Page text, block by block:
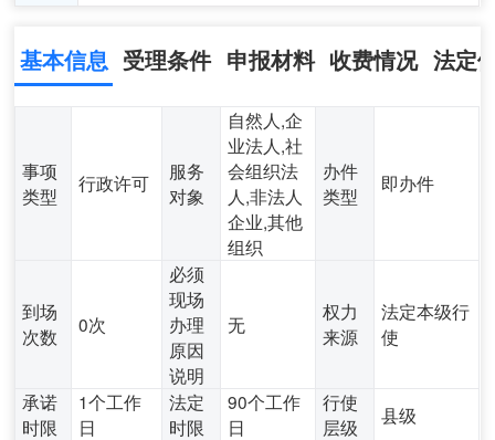
基本信息 受理条件 申报材料 收费情况 法定
事项
类型
行政许可
服务
对象
自然人,企
业法人,社
会组织法
人,非法人
企业,其他
组织
办件
类型
即办件
到场
次数
0次
必须
现场
办理
原因
说明
无
权力
来源
法定本级行
使
承诺
时限
1个工作
日
法定
时限
90个工作
日
行使
层级
县级